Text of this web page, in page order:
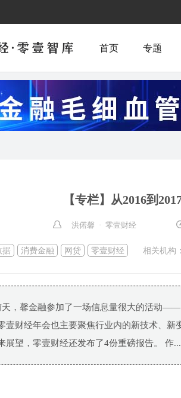
首页 专题
【专栏】从2016到
洪偌馨 · 零壹财经
据 消费金融 网贷 零壹财经 相关机构：
天，馨金融参加了一场信息量很大的活动
壹财经年会也主要聚焦行业内的新技术、
展望，零壹财经还发布了4份重磅报告。 作...